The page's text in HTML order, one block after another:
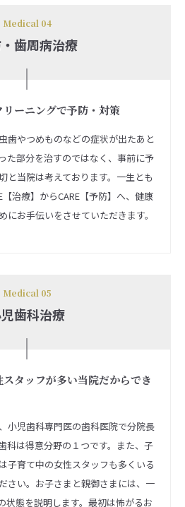
Medical 04
歯周病治療
ーニングで予防・対策
歯やつめものなどの症状が出たあと
た部分を治すのではなく、事前に予
と当院は考えております。一生とも
治療】からCARE【予防】へ、健康
にお手伝いをさせていただきます。
Medical 05
歯科治療
タッフが多い当院だからでき
小児歯科専門医の歯科医院で分院長
科は得意分野の１つです。また、子
子育て中の女性スタッフも多くいる
さい。お子さまと親御さまには、一
状態を説明します。最初は怖がるお